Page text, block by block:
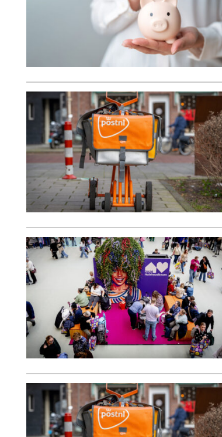
Column
Cisca Dresselhuys
Column
Cisca Dresselhuys
Column
Cisca Dresselhuys